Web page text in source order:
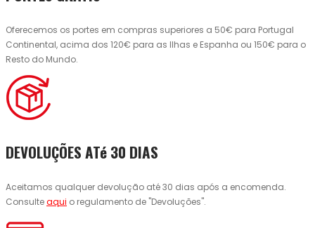
Oferecemos os portes em compras superiores a 50€ para Portugal
Continental, acima dos 120€ para as Ilhas e Espanha ou 150€ para o
Resto do Mundo.
DEVOLUÇÕES ATé 30 DIAS
Aceitamos qualquer devolução até 30 dias após a encomenda.
Consulteaqui o regulamento de "Devoluções".